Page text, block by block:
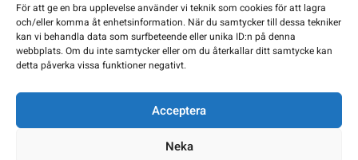
För att ge en bra upplevelse använder vi teknik som cookies för att lagra
och/eller komma åt enhetsinformation. När du samtycker till dessa tekniker
kan vi behandla data som surfbeteende eller unika ID:n på denna
webbplats. Om du inte samtycker eller om du återkallar ditt samtycke kan
detta påverka vissa funktioner negativt.
Acceptera
Neka